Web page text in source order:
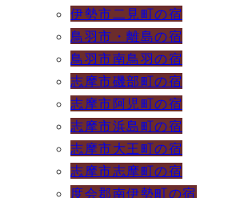
伊勢市二見町の宿
鳥羽市・離島の宿
鳥羽市南鳥羽の宿
志摩市磯部町の宿
志摩市阿児町の宿
志摩市浜島町の宿
志摩市大王町の宿
志摩市志摩町の宿
度会郡南伊勢町の宿